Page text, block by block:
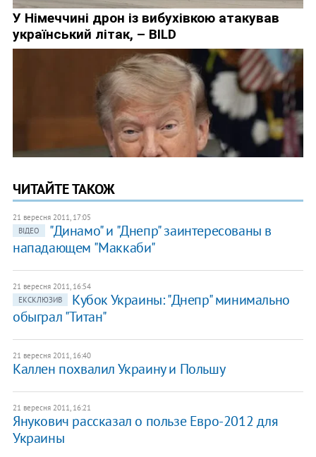
ЧИТАЙТЕ ТАКОЖ
21 вересня 2011, 17:05
ВІДЕО
"Динамо" и "Днепр" заинтересованы в
нападающем "Маккаби"
21 вересня 2011, 16:54
ЕКСКЛЮЗИВ
Кубок Украины: "Днепр" минимально
обыграл "Титан"
21 вересня 2011, 16:40
Каллен похвалил Украину и Польшу
21 вересня 2011, 16:21
Янукович рассказал о пользе Евро-2012 для
Украины